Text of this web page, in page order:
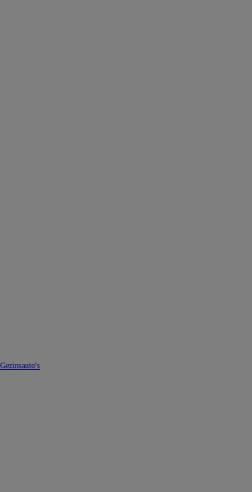
Gezinsauto's